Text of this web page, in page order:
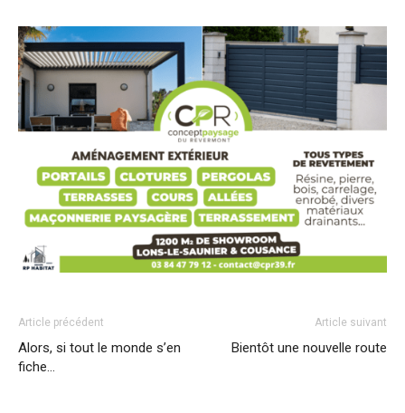
Article précédent
Alors, si tout le monde s’en
fiche…
Article suivant
Bientôt une nouvelle route